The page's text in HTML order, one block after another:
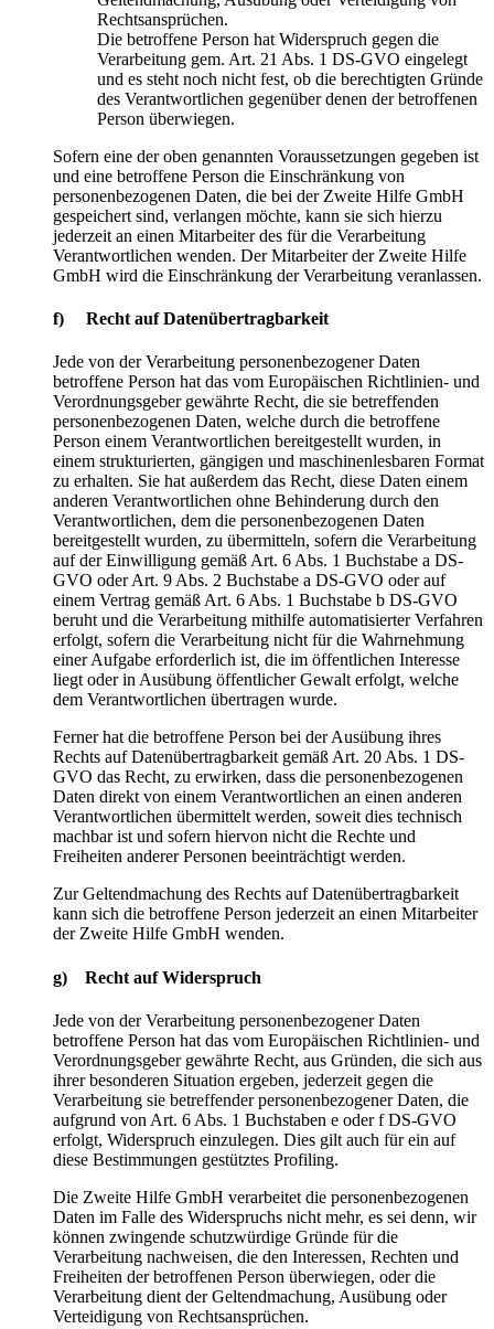
Rechtsansprüchen.
Die betroffene Person hat Widerspruch gegen die
Verarbeitung gem. Art. 21 Abs. 1 DS-GVO eingelegt
und es steht noch nicht fest, ob die berechtigten Gründe
des Verantwortlichen gegenüber denen der betroffenen
Person überwiegen.
Sofern eine der oben genannten Voraussetzungen gegeben ist
und eine betroffene Person die Einschränkung von
personenbezogenen Daten, die bei der Zweite Hilfe GmbH
gespeichert sind, verlangen möchte, kann sie sich hierzu
jederzeit an einen Mitarbeiter des für die Verarbeitung
Verantwortlichen wenden. Der Mitarbeiter der Zweite Hilfe
GmbH wird die Einschränkung der Verarbeitung veranlassen.
f) Recht auf Datenübertragbarkeit
Jede von der Verarbeitung personenbezogener Daten
betroffene Person hat das vom Europäischen Richtlinien- und
Verordnungsgeber gewährte Recht, die sie betreffenden
personenbezogenen Daten, welche durch die betroffene
Person einem Verantwortlichen bereitgestellt wurden, in
einem strukturierten, gängigen und maschinenlesbaren Format
zu erhalten. Sie hat außerdem das Recht, diese Daten einem
anderen Verantwortlichen ohne Behinderung durch den
Verantwortlichen, dem die personenbezogenen Daten
bereitgestellt wurden, zu übermitteln, sofern die Verarbeitung
auf der Einwilligung gemäß Art. 6 Abs. 1 Buchstabe a DS-
GVO oder Art. 9 Abs. 2 Buchstabe a DS-GVO oder auf
einem Vertrag gemäß Art. 6 Abs. 1 Buchstabe b DS-GVO
beruht und die Verarbeitung mithilfe automatisierter Verfahren
erfolgt, sofern die Verarbeitung nicht für die Wahrnehmung
einer Aufgabe erforderlich ist, die im öffentlichen Interesse
liegt oder in Ausübung öffentlicher Gewalt erfolgt, welche
dem Verantwortlichen übertragen wurde.
Ferner hat die betroffene Person bei der Ausübung ihres
Rechts auf Datenübertragbarkeit gemäß Art. 20 Abs. 1 DS-
GVO das Recht, zu erwirken, dass die personenbezogenen
Daten direkt von einem Verantwortlichen an einen anderen
Verantwortlichen übermittelt werden, soweit dies technisch
machbar ist und sofern hiervon nicht die Rechte und
Freiheiten anderer Personen beeinträchtigt werden.
Zur Geltendmachung des Rechts auf Datenübertragbarkeit
kann sich die betroffene Person jederzeit an einen Mitarbeiter
der Zweite Hilfe GmbH wenden.
g) Recht auf Widerspruch
Jede von der Verarbeitung personenbezogener Daten
betroffene Person hat das vom Europäischen Richtlinien- und
Verordnungsgeber gewährte Recht, aus Gründen, die sich aus
ihrer besonderen Situation ergeben, jederzeit gegen die
Verarbeitung sie betreffender personenbezogener Daten, die
aufgrund von Art. 6 Abs. 1 Buchstaben e oder f DS-GVO
erfolgt, Widerspruch einzulegen. Dies gilt auch für ein auf
diese Bestimmungen gestütztes Profiling.
Die Zweite Hilfe GmbH verarbeitet die personenbezogenen
Daten im Falle des Widerspruchs nicht mehr, es sei denn, wir
können zwingende schutzwürdige Gründe für die
Verarbeitung nachweisen, die den Interessen, Rechten und
Freiheiten der betroffenen Person überwiegen, oder die
Verarbeitung dient der Geltendmachung, Ausübung oder
Verteidigung von Rechtsansprüchen.